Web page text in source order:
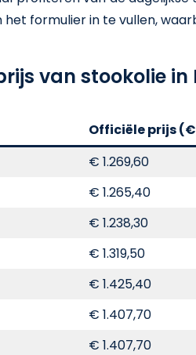
formulier in te vullen,
van stookolie
Officiële prijs
€ 1.269,60
€ 1.265,40
€ 1.238,30
€ 1.319,50
€ 1.425,40
€ 1.407,70
€ 1.407,70